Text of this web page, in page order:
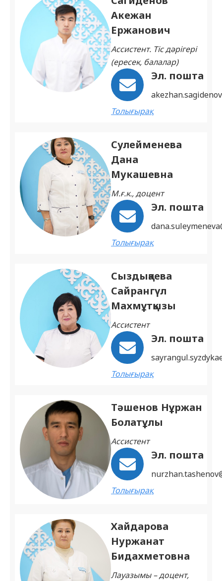
Акежан
Ержанович
Ассистент. Тіс дәрігері
(ересек, балалар)
Эл. пошта
Толығырақ
Сулейменева
Дана
Мукашевна
М.ғ.к., доцент
Эл. пошта
Толығырақ
Сыздықаева
Сайрангүл
Махмұтқызы
Ассистент
Эл. пошта
Толығырақ
Тәшенов Нұржан
Болатұлы
Ассистент
Эл. пошта
Толығырақ
Хайдарова
Нуржанат
Бидахметовна
Лауазымы – доцент,